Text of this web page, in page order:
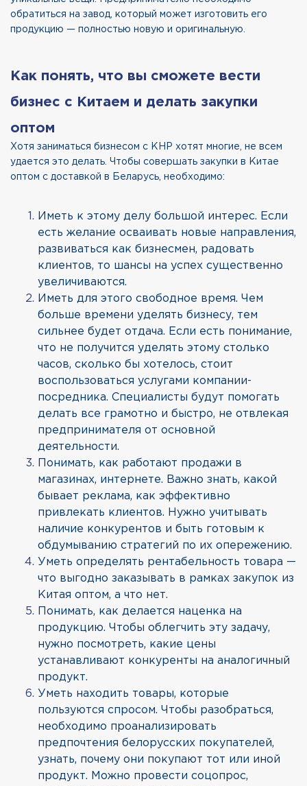
обратиться на завод, который может изготовить его
продукцию — полностью новую и оригинальную.
Как понять, что вы сможете вести
бизнес с Китаем и делать закупки
оптом
Хотя заниматься бизнесом с КНР хотят многие, не всем
удается это делать. Чтобы совершать закупки в Китае
оптом с доставкой в Беларусь, необходимо:
Иметь к этому делу большой интерес. Если
есть желание осваивать новые направления,
развиваться как бизнесмен, радовать
клиентов, то шансы на успех существенно
увеличиваются.
Иметь для этого свободное время. Чем
больше времени уделять бизнесу, тем
сильнее будет отдача. Если есть понимание,
что не получится уделять этому столько
часов, сколько бы хотелось, стоит
воспользоваться услугами компании-
посредника. Специалисты будут помогать
делать все грамотно и быстро, не отвлекая
предпринимателя от основной
деятельности.
Понимать, как работают продажи в
магазинах, интернете. Важно знать, какой
бывает реклама, как эффективно
привлекать клиентов. Нужно учитывать
наличие конкурентов и быть готовым к
обдумыванию стратегий по их опережению.
Уметь определять рентабельность товара —
что выгодно заказывать в рамках закупок из
Китая оптом, а что нет.
Понимать, как делается наценка на
продукцию. Чтобы облегчить эту задачу,
нужно посмотреть, какие цены
устанавливают конкуренты на аналогичный
продукт.
Уметь находить товары, которые
пользуются спросом. Чтобы разобраться,
необходимо проанализировать
предпочтения белорусских покупателей,
узнать, почему они покупают тот или иной
продукт. Можно провести соцопрос,